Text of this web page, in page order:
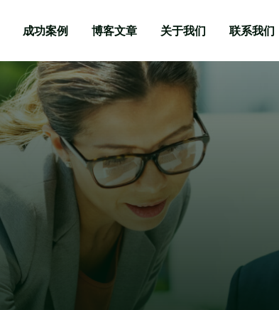
成功案例 博客文章 关于我们 联系我们